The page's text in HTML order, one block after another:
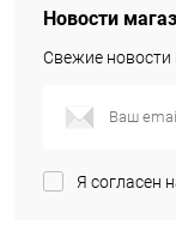
Новости
Свежие новости
Я согласен